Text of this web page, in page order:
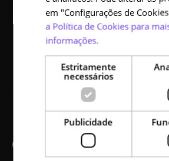
Cursos
Como se tornar parceiro
Código aberto
Acessibilidade
Comunicação
em "Configurações de
a Política de Cookies para
informações.
Estritamente
necessários
Publicidade